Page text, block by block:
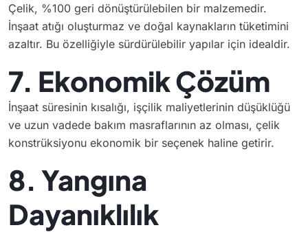
Çelik, %100 geri dönüştürülebilen bir malzemedir.
İnşaat atığı oluşturmaz ve doğal kaynakların tüketimini
azaltır. Bu özelliğiyle sürdürülebilir yapılar için idealdir.
7. Ekonomik Çözüm
İnşaat süresinin kısalığı, işçilik maliyetlerinin düşüklüğü
ve uzun vadede bakım masraflarının az olması, çelik
konstrüksiyonu ekonomik bir seçenek haline getirir.
8. Yangına
Dayanıklılık